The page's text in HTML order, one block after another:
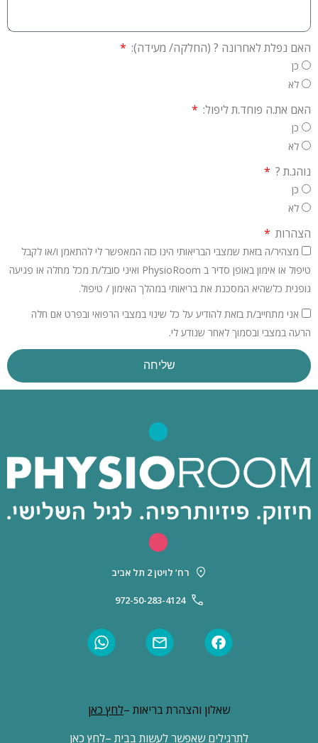
האם נפלת לאחרונה ? (החלקה/ מעידה):
כן
לא
האם את.ה פוחד.ת ליפול:
כן
לא
נוהג.ת ?
כן
לא
הצהרות
מצהיר/ה בזאת שמצבי הבריאותי הינו כזה המאפשר לי להתאמן ו/או לקבל
טיפול או אימון באופן סדיר ב PhysioRoom ואיני סובל/ת מכל מחלה או פגיעה
גופנית כלשהיא המסכנת את בריאותי במהלך האימון / טיפול.
אני מתחייב/ת בזאת להודיע על כל שינוי במצבי הרפואי ובפרט אם חלה
הרעה במצבי ובסמוך לאחר שנודע לי.
שליחה
רח’ לויטן 2 תל אביב
972-50-283-4124
שאלון והצהרת בריאות –לחץ כאן
לתרגילים שאפשר לעשות בבית –לחץ כאן